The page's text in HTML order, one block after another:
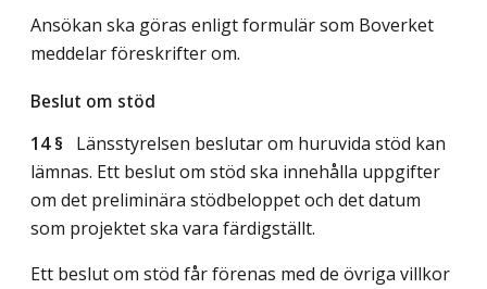
Ansökan ska göras enligt formulär som Boverket
meddelar föreskrifter om.
Beslut om stöd
14 § Länsstyrelsen beslutar om huruvida stöd kan
lämnas. Ett beslut om stöd ska innehålla uppgifter
om det preliminära stödbeloppet och det datum
som projektet ska vara färdigställt.
Ett beslut om stöd får förenas med de övriga villkor